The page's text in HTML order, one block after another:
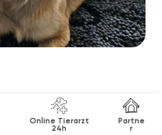
Online Tierarzt
24h
Partne
r